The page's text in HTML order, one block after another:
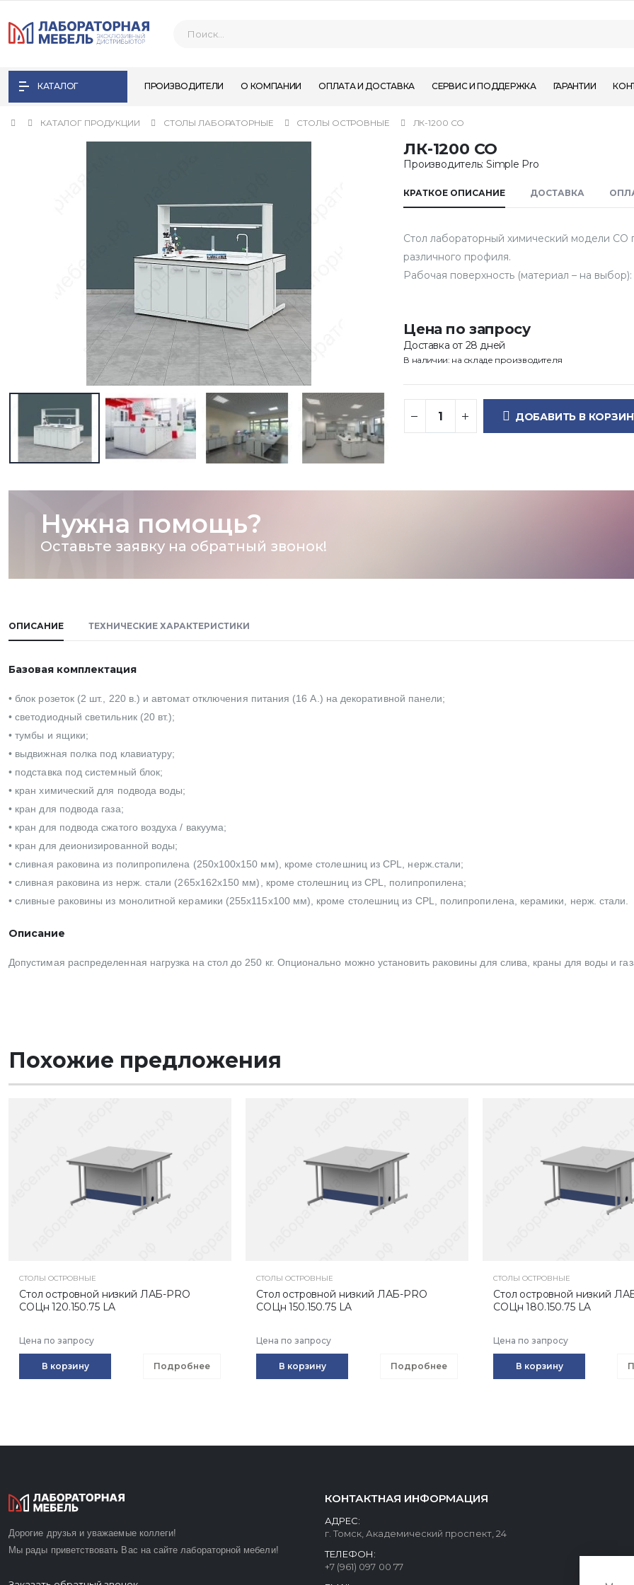
КАТАЛОГ ПРОИЗВОДИТЕЛИ О КОМПАНИИ ОПЛАТА И ДОСТАВКА СЕРВИС И ПОДДЕРЖКА ГАРАНТИИ
КАТАЛОГ ПРОДУКЦИИ СТОЛЫ ЛАБОРАТОРНЫЕ СТОЛЫ ОСТРОВНЫЕ ЛК-1200 СО
ЛК-1200 СО
Производитель: Simple Pro
КРАТКОЕ ОПИСАНИЕ ДОСТАВКА
Стол лабораторный химический модели СО
различного профиля.
Рабочая поверхность (материал – на
Цена по запросу
Доставка от 28 дней
В наличии: на складе производителя
ДОБАВИТЬ В
Нужна помощь?
Оставьте заявку на обратный звонок!
ОПИСАНИЕ ТЕХНИЧЕСКИЕ ХАРАКТЕРИСТИКИ
Базовая комплектация
• блок розеток (2 шт., 220 в.) и автомат отключения питания (16 А.) на декоративной панели;
• светодиодный светильник (20 вт.);
• тумбы и ящики;
• выдвижная полка под клавиатуру;
• подставка под системный блок;
• кран химический для подвода воды;
• кран для подвода газа;
• кран для подвода сжатого воздуха / вакуума;
• кран для деионизированной воды;
• сливная раковина из полипропилена (250х100х150 мм), кроме столешниц из CPL, нерж.стали;
• сливная раковина из нерж. стали (265х162х150 мм), кроме столешниц из CPL, полипропилена;
• сливные раковины из монолитной керамики (255х115х100 мм), кроме столешниц из CPL, полипропилена, керамики, нерж. стали.
Описание
Допустимая распределенная нагрузка на стол до 250 кг. Опционально можно установить раковины для слива, краны для воды и
Похожие предложения
СТОЛЫ ОСТРОВНЫЕ
Стол островной низкий ЛАБ-PRO
CОЦн 120.150.75 LA
Цена по запросу
В корзину Подробнее
СТОЛЫ ОСТРОВНЫЕ
Стол островной низкий ЛАБ-PRO
CОЦн 150.150.75 LA
Цена по запросу
В корзину Подробнее
СТОЛЫ ОСТРОВНЫЕ
Стол островной низкий
CОЦн 180.150.75 LA
Цена по запросу
В корзину
Дорогие друзья и уважаемые коллеги!
Мы рады приветствовать Вас на сайте лабораторной мебели!
КОНТАКТНАЯ ИНФОРМАЦИЯ
АДРЕС:
г. Томск, Академический проспект, 24
ТЕЛЕФОН:
+7 (961) 097 00 77